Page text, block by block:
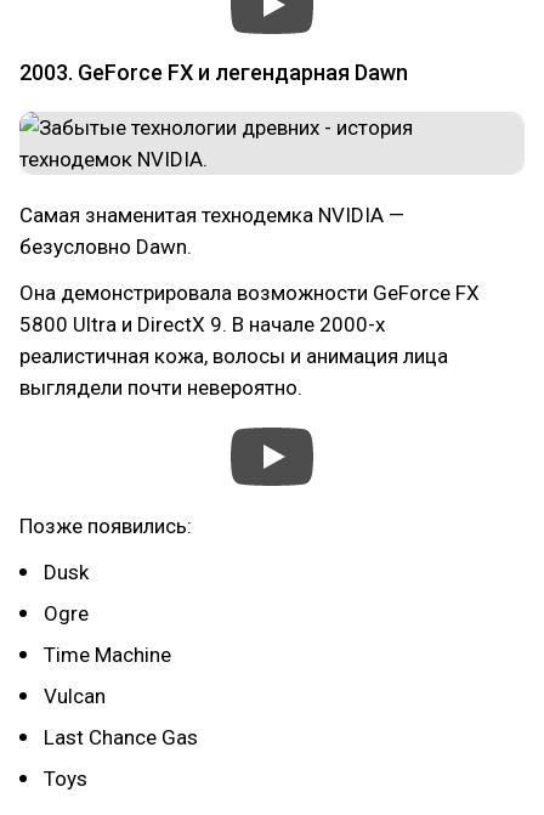
2003. GeForce FX и легендарная Dawn
Самая знаменитая технодемка NVIDIA —
безусловно Dawn.
Она демонстрировала возможности GeForce FX
5800 Ultra и DirectX 9. В начале 2000-х
реалистичная кожа, волосы и анимация лица
выглядели почти невероятно.
Позже появились:
Dusk
Ogre
Time Machine
Vulcan
Last Chance Gas
Toys